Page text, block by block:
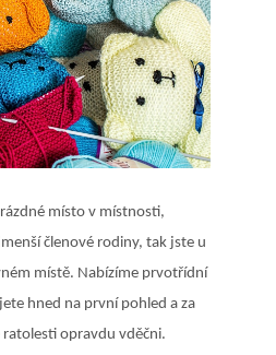
místo v místnosti,
členové rodiny, tak jste u
místě. Nabízíme prvotřídní
hned na první pohled a za
ratolesti opravdu vděčni.